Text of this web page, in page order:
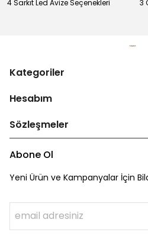
4 Sarkıt Led Avize Seçenekleri 3
Kategoriler
Hesabım
Sözleşmeler
Abone Ol
Yeni Ürün ve Kampanyalar İçin